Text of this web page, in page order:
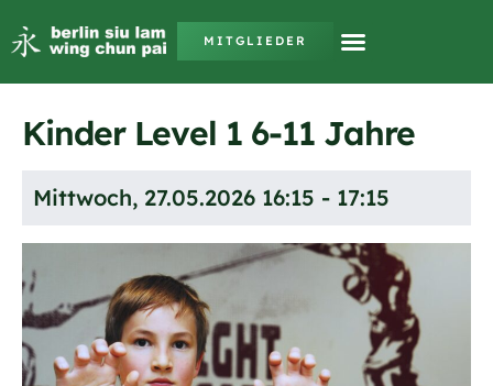
MITGLIEDER
Kinder Level 1 6-11 Jahre
Mittwoch, 27.05.2026 16:15 - 17:15